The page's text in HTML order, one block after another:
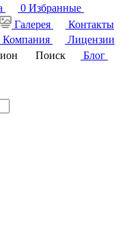
0 Избранные
Галерея
Контакты
Компания
Лицензии
Поиск
Блог